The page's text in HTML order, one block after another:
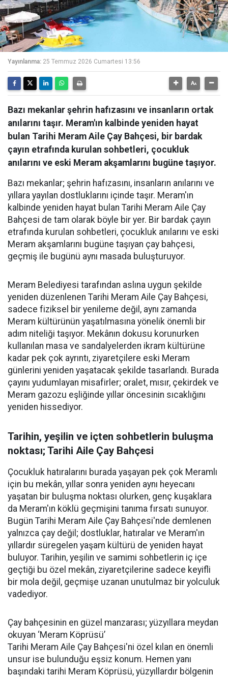
Yayınlanma: 25 Temmuz 2026 Cumartesi 13:56
Bazı mekanlar şehrin hafızasını ve insanların ortak
anılarını taşır. Meram'ın kalbinde yeniden hayat
bulan Tarihi Meram Aile Çay Bahçesi, bir bardak
çayın etrafında kurulan sohbetleri, çocukluk
anılarını ve eski Meram akşamlarını bugüne taşıyor.
Bazı mekanlar; şehrin hafızasını, insanların anılarını ve
yıllara yayılan dostluklarını içinde taşır. Meram'ın
kalbinde yeniden hayat bulan Tarihi Meram Aile Çay
Bahçesi de tam olarak böyle bir yer. Bir bardak çayın
etrafında kurulan sohbetleri, çocukluk anılarını ve eski
Meram akşamlarını bugüne taşıyan çay bahçesi,
geçmiş ile bugünü aynı masada buluşturuyor.
Meram Belediyesi tarafından aslına uygun şekilde
yeniden düzenlenen Tarihi Meram Aile Çay Bahçesi,
sadece fiziksel bir yenileme değil, aynı zamanda
Meram kültürünün yaşatılmasına yönelik önemli bir
adım niteliği taşıyor. Mekânın dokusu korunurken
kullanılan masa ve sandalyelerden ikram kültürüne
kadar pek çok ayrıntı, ziyaretçilere eski Meram
günlerini yeniden yaşatacak şekilde tasarlandı. Burada
çayını yudumlayan misafirler; oralet, mısır, çekirdek ve
Meram gazozu eşliğinde yıllar öncesinin sıcaklığını
yeniden hissediyor.
Tarihin, yeşilin ve içten sohbetlerin buluşma
noktası; Tarihi Aile Çay Bahçesi
Çocukluk hatıralarını burada yaşayan pek çok Meramlı
için bu mekân, yıllar sonra yeniden aynı heyecanı
yaşatan bir buluşma noktası olurken, genç kuşaklara
da Meram'ın köklü geçmişini tanıma fırsatı sunuyor.
Bugün Tarihi Meram Aile Çay Bahçesi'nde demlenen
yalnızca çay değil; dostluklar, hatıralar ve Meram'ın
yıllardır süregelen yaşam kültürü de yeniden hayat
buluyor. Tarihin, yeşilin ve samimi sohbetlerin iç içe
geçtiği bu özel mekân, ziyaretçilerine sadece keyifli
bir mola değil, geçmişe uzanan unutulmaz bir yolculuk
vadediyor.
Çay bahçesinin en güzel manzarası; yüzyıllara meydan
okuyan ‘Meram Köprüsü’
Tarihi Meram Aile Çay Bahçesi'ni özel kılan en önemli
unsur ise bulunduğu eşsiz konum. Hemen yanı
başındaki tarihi Meram Köprüsü, yüzyıllardır bölgenin